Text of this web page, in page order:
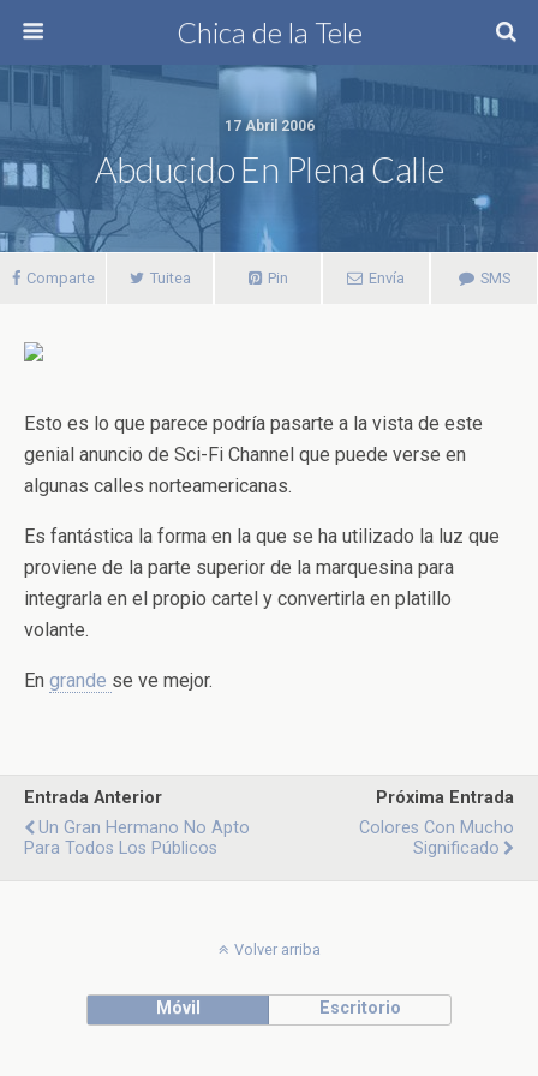
Chica de la Tele
17 Abril 2006
Abducido En Plena Calle
Comparte Tuitea Pin Envía SMS
Esto es lo que parece podría pasarte a la vista de este
genial anuncio de Sci-Fi Channel que puede verse en
algunas calles norteamericanas.
Es fantástica la forma en la que se ha utilizado la luz que
proviene de la parte superior de la marquesina para
integrarla en el propio cartel y convertirla en platillo
volante.
En grande se ve mejor.
Entrada Anterior
Un Gran Hermano No Apto
Para Todos Los Públicos
Próxima Entrada
Colores Con Mucho
Significado
Volver arriba
Móvil Escritorio